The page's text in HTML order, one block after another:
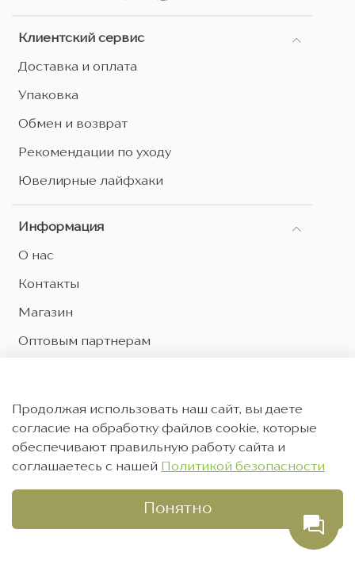
Клиентский сервис
Доставка и оплата
Упаковка
Обмен и возврат
Рекомендации по уходу
Ювелирные лайфхаки
Информация
О нас
Контакты
Магазин
Оптовым партнерам
Согласие на рекламную рассылку
Продолжая использовать наш сайт, вы даете
согласие на обработку файлов cookie, которые
обеспечивают правильную работу сайта и
соглашаетесь с нашей
Политикой безопасности
Понятно